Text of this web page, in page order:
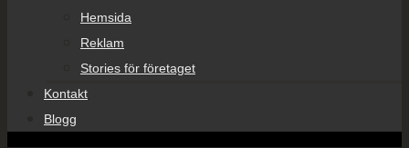
Hemsida
Reklam
Stories för företaget
Kontakt
Blogg